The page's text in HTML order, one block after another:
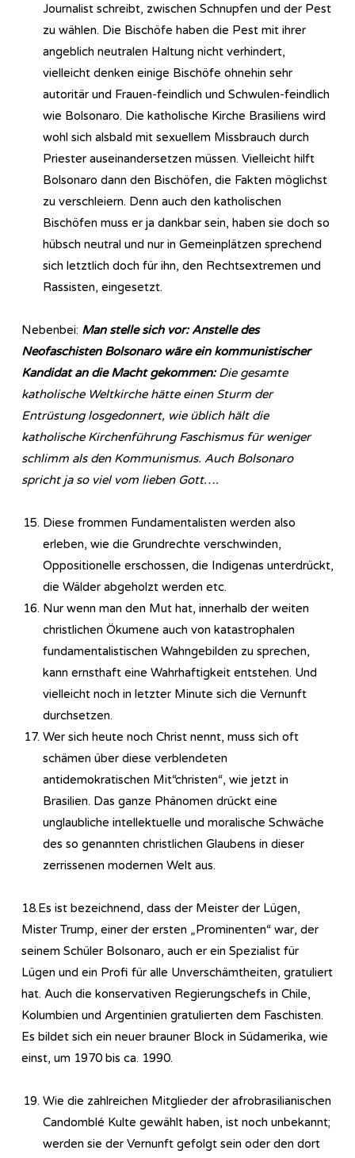
Journalist schreibt, zwischen Schnupfen und der Pest
zu wählen. Die Bischöfe haben die Pest mit ihrer
angeblich neutralen Haltung nicht verhindert,
vielleicht denken einige Bischöfe ohnehin sehr
autoritär und Frauen-feindlich und Schwulen-feindlich
wie Bolsonaro. Die katholische Kirche Brasiliens wird
wohl sich alsbald mit sexuellem Missbrauch durch
Priester auseinandersetzen müssen. Vielleicht hilft
Bolsonaro dann den Bischöfen, die Fakten möglichst
zu verschleiern. Denn auch den katholischen
Bischöfen muss er ja dankbar sein, haben sie doch so
hübsch neutral und nur in Gemeinplätzen sprechend
sich letztlich doch für ihn, den Rechtsextremen und
Rassisten, eingesetzt.
Nebenbei: Man stelle sich vor: Anstelle des
Neofaschisten Bolsonaro wäre ein kommunistischer
Kandidat an die Macht gekommen:Die gesamte
katholische Weltkirche hätte einen Sturm der
Entrüstung losgedonnert, wie üblich hält die
katholische Kirchenführung Faschismus für weniger
schlimm als den Kommunismus. Auch Bolsonaro
spricht ja so viel vom lieben Gott….
Diese frommen Fundamentalisten werden also
erleben, wie die Grundrechte verschwinden,
Oppositionelle erschossen, die Indigenas unterdrückt,
die Wälder abgeholzt werden etc.
Nur wenn man den Mut hat, innerhalb der weiten
christlichen Ökumene auch von katastrophalen
fundamentalistischen Wahngebilden zu sprechen,
kann ernsthaft eine Wahrhaftigkeit entstehen. Und
vielleicht noch in letzter Minute sich die Vernunft
durchsetzen.
Wer sich heute noch Christ nennt, muss sich oft
schämen über diese verblendeten
antidemokratischen Mit“christen“, wie jetzt in
Brasilien. Das ganze Phänomen drückt eine
unglaubliche intellektuelle und moralische Schwäche
des so genannten christlichen Glaubens in dieser
zerrissenen modernen Welt aus.
18.Es ist bezeichnend, dass der Meister der Lügen,
Mister Trump, einer der ersten „Prominenten“ war, der
seinem Schüler Bolsonaro, auch er ein Spezialist für
Lügen und ein Profi für alle Unverschämtheiten, gratuliert
hat. Auch die konservativen Regierungschefs in Chile,
Kolumbien und Argentinien gratulierten dem Faschisten.
Es bildet sich ein neuer brauner Block in Südamerika, wie
einst, um 1970 bis ca. 1990.
Wie die zahlreichen Mitglieder der afrobrasilianischen
Candomblé Kulte gewählt haben, ist noch unbekannt;
werden sie der Vernunft gefolgt sein oder den dort